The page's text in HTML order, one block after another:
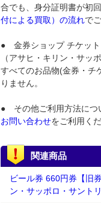
合でも、身分証明書が初
付による買取）の流れで
● 金券ショップ チケット
（アサヒ・キリン・サッ
すべてのお品物(金券・チ
りません。
● その他ご利用方法につ
お問い合わせをご利用くだ
関連商品
ビール券 660円券【旧
ン・サッポロ・サント